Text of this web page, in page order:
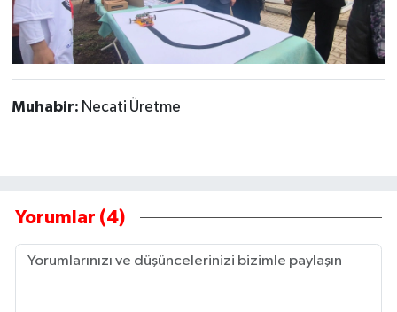
Muhabir: Necati Üretme
Yorumlar (4)